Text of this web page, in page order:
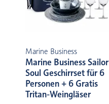
Marine Business
Marine Business Sailor
Soul Geschirrset für 6
Personen + 6 Gratis
Tritan-Weingläser